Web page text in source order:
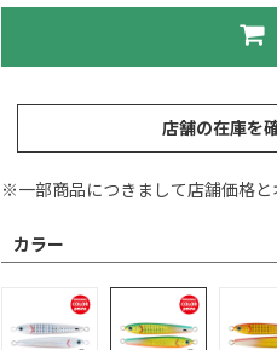
店舗の在庫を
※一部商品につきまして店舗価格と
カラー